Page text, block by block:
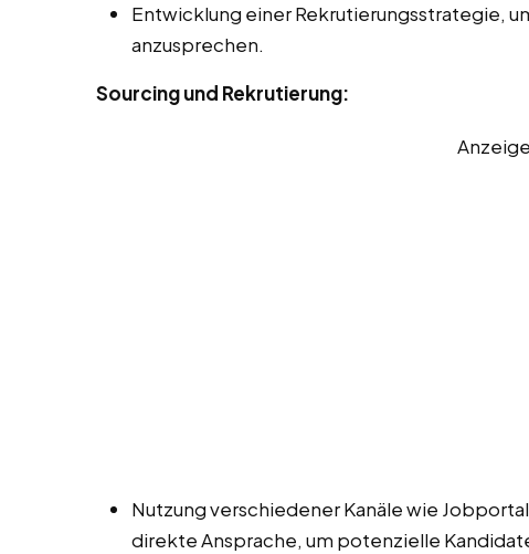
Entwicklung einer Rekrutierungsstrategie,
anzusprechen.
Sourcing und Rekrutierung:
Anzeige
Nutzung verschiedener Kanäle wie
direkte Ansprache, um potenzielle